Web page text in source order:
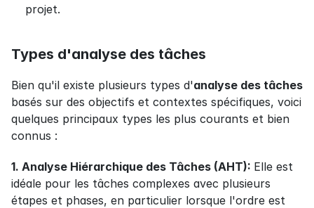
projet.
Types d'analyse des tâches
Bien qu'il existe plusieurs types d'analyse des tâches
basés sur des objectifs et contextes spécifiques, voici
quelques principaux types les plus courants et bien
connus :
1. Analyse Hiérarchique des Tâches (AHT): Elle est
idéale pour les tâches complexes avec plusieurs
étapes et phases, en particulier lorsque l'ordre est